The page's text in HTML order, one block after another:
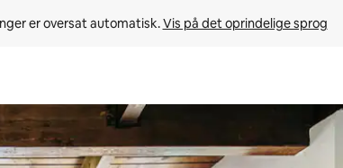
er oversat automatisk. Vis på det oprindelige sprog